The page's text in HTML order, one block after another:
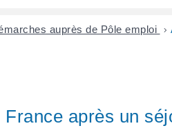
auprès de Pôle emploi >
après un